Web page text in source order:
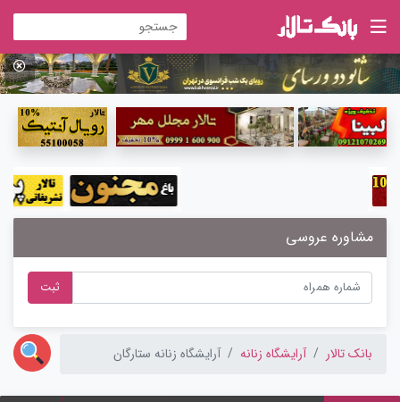
مشاوره عروسی
ثبت
بانک تالار آرایشگاه زنانه آرایشگاه زنانه ستارگان